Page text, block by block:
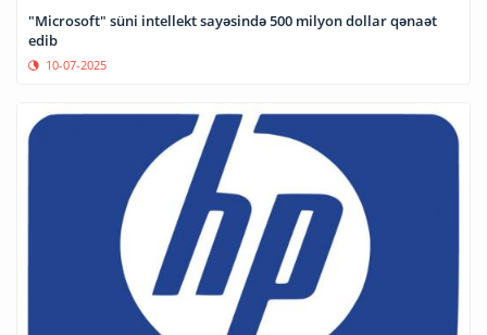
"Microsoft" süni intellekt sayəsində 500 milyon dollar qənaət
edib
10-07-2025